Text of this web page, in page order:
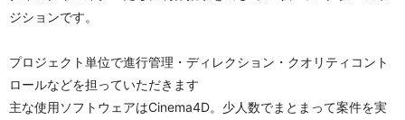
ジションです。
プロジェクト単位で進行管理・ディレクション・クオリティコント
ロールなどを担っていただきます
主な使用ソフトウェアはCinema4D。少人数でまとまって案件を実